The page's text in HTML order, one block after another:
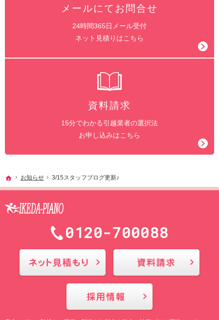
メールにてお問合せ
24時間365日メール受付
ネット見積りはこちら
資料請求
15分でわかる引越業者の選択法
お申し込みはこちら
ホーム
お知らせ 3/15スタッフブログ更新♪
0120-700088